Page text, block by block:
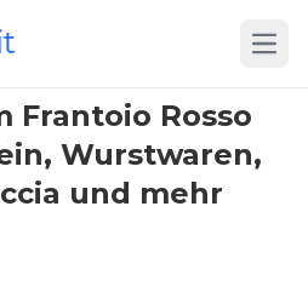
Frantoio Rosso
Wurstwaren,
und mehr